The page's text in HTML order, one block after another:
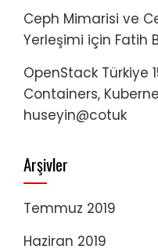
Ceph Mimarisi ve
Yerleşimi için Fatih
OpenStack Türkiye
Containers,
huseyin@cotuk
Arşivler
Temmuz 2019
Haziran 2019